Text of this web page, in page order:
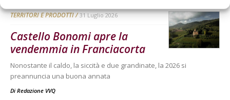
TERRITORI E PRODOTTI 31 Luglio 2026
Castello Bonomi apre la
vendemmia in Franciacorta
Nonostante il caldo, la siccità e due grandinate, la 2026 si
preannuncia una buona annata
Di Redazione VVQ